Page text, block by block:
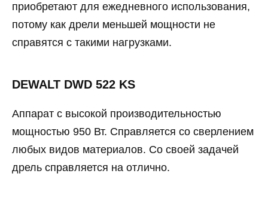
приобретают для ежедневного использования,
потому как дрели меньшей мощности не
справятся с такими нагрузками.
DEWALT DWD 522 KS
Аппарат с высокой производительностью
мощностью 950 Вт. Справляется со сверлением
любых видов материалов. Со своей задачей
дрель справляется на отлично.